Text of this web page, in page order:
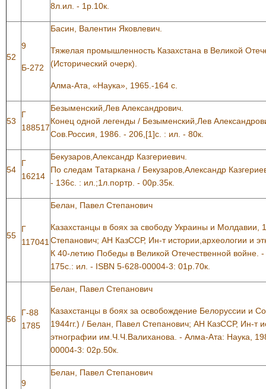
8л.ил. - 1р.10к.
52
9
Б-272
Басин, Валентин Яковлевич.
Тяжелая промышленность Казахстана в Великой
(Исторический очерк).
Алма-Ата, «Наука», 1965.-164 с.
53
Г
188517
Безыменский,Лев Александрович.
Конец одной легенды / Безыменский,Лев
Сов.Россия, 1986. - 206,[1]с. : ил. - 80к.
54
Г
16214
Бекузаров,Александр Казгериевич.
По следам Татаркана / Бекузаров,Александр
- 136с. : ил.;1л.портр. - 00р.35к.
55
Г
117041
Белан, Павел Степанович
Казахстанцы в боях за свободу Украины и Молдавии,
Степанович; АН КазССР, Ин-т истории,археологии и
К 40-летию Победы в Великой Отечественной войне.
175с.: ил. - ISBN 5-628-00004-3: 01р.70к.
56
Г-88
1785
Белан, Павел Степанович
Казахстанцы в боях за освобождение Белоруссии и
1944гг.) / Белан, Павел Степанович; АН КазССР, Ин-т
этнографии им.Ч.Ч.Валиханова. - Алма-Ата: Наука,
00004-3: 02р.50к.
9
Белан, Павел Степанович